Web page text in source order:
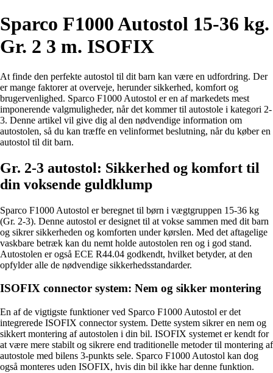
Sparco F1000 Autostol 15-36 kg.
Gr. 2 3 m. ISOFIX
At finde den perfekte autostol til dit barn kan være en udfordring. Der
er mange faktorer at overveje, herunder sikkerhed, komfort og
brugervenlighed. Sparco F1000 Autostol er en af markedets mest
imponerende valgmuligheder, når det kommer til autostole i kategori 2-
3. Denne artikel vil give dig al den nødvendige information om
autostolen, så du kan træffe en velinformet beslutning, når du køber en
autostol til dit barn.
Gr. 2-3 autostol: Sikkerhed og komfort til
din voksende guldklump
Sparco F1000 Autostol er beregnet til børn i vægtgruppen 15-36 kg
(Gr. 2-3). Denne autostol er designet til at vokse sammen med dit barn
og sikrer sikkerheden og komforten under kørslen. Med det aftagelige
vaskbare betræk kan du nemt holde autostolen ren og i god stand.
Autostolen er også ECE R44.04 godkendt, hvilket betyder, at den
opfylder alle de nødvendige sikkerhedsstandarder.
ISOFIX connector system: Nem og sikker montering
En af de vigtigste funktioner ved Sparco F1000 Autostol er det
integrerede ISOFIX connector system. Dette system sikrer en nem og
sikkert montering af autostolen i din bil. ISOFIX systemet er kendt for
at være mere stabilt og sikrere end traditionelle metoder til montering af
autostole med bilens 3-punkts sele. Sparco F1000 Autostol kan dog
også monteres uden ISOFIX, hvis din bil ikke har denne funktion.